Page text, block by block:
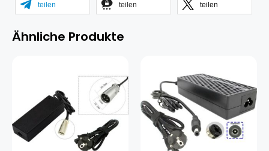
teilen teilen teilen
Ähnliche Produkte